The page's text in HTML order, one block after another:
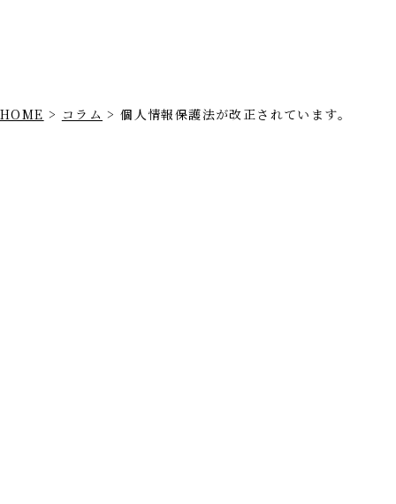
HOME > コラム >個人情報保護法が改正されています。